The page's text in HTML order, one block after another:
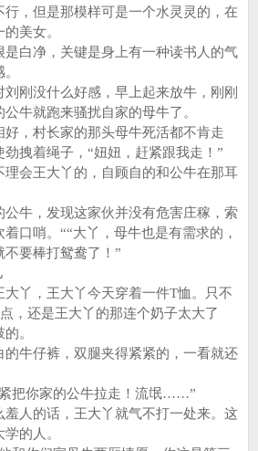
，但是那模样可是一个水灵灵的，在
美女。
白净，关键是身上有一种读书人的气
刚没什么好感，早上起来放牛，刚刚
牛就跑来骚扰自家的母牛了。
，村长家的那头母牛死活都不肯走
拽着绳子，“妞妞，赶紧跟我走！”
会王大丫的，自顾自的和公牛在那耳
牛，发现这家伙并没有危害庄稼，索
口哨。““大丫，母牛也是有需求的，
要棒打鸳鸯了！”
丫，王大丫今天穿着一件T恤。只不
，还是王大丫的那连个奶子太大了
。
牛仔裤，双腿夹得紧紧的，一看就还
你家的公牛拉走！流氓……”
人的话，王大丫就气不打一处来。这
的人。